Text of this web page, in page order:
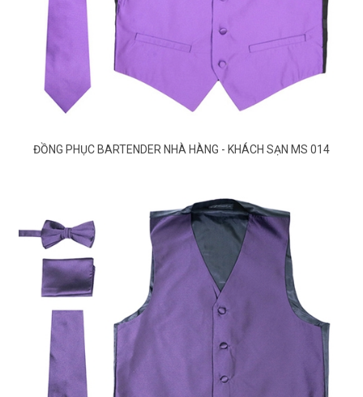
ĐỒNG PHỤC BARTENDER NHÀ HÀNG - KHÁCH SẠN MS 014